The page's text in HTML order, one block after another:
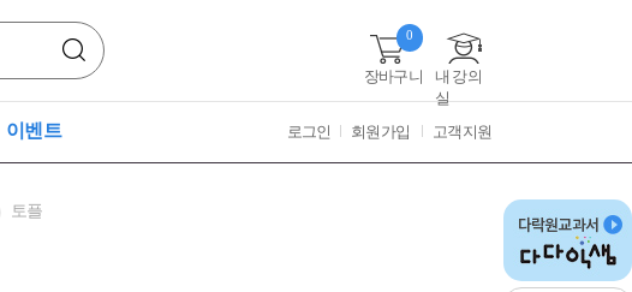
장바구니
0
내 강의
실
이벤트 로그인 회원가입 고객지원
토플